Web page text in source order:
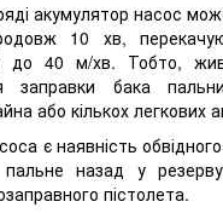
акумулятор насос
10 хв,
до 40 м/хв. Тобто,
заправки бака
або кількох легкових
є наявність
пальне назад у
пістолета.